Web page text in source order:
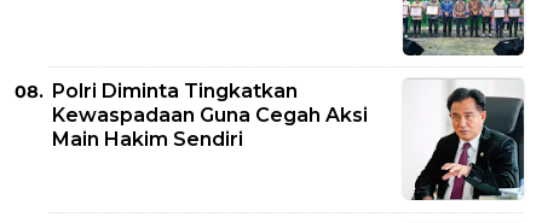
Polri Diminta Tingkatkan
Kewaspadaan Guna Cegah Aksi
Main Hakim Sendiri